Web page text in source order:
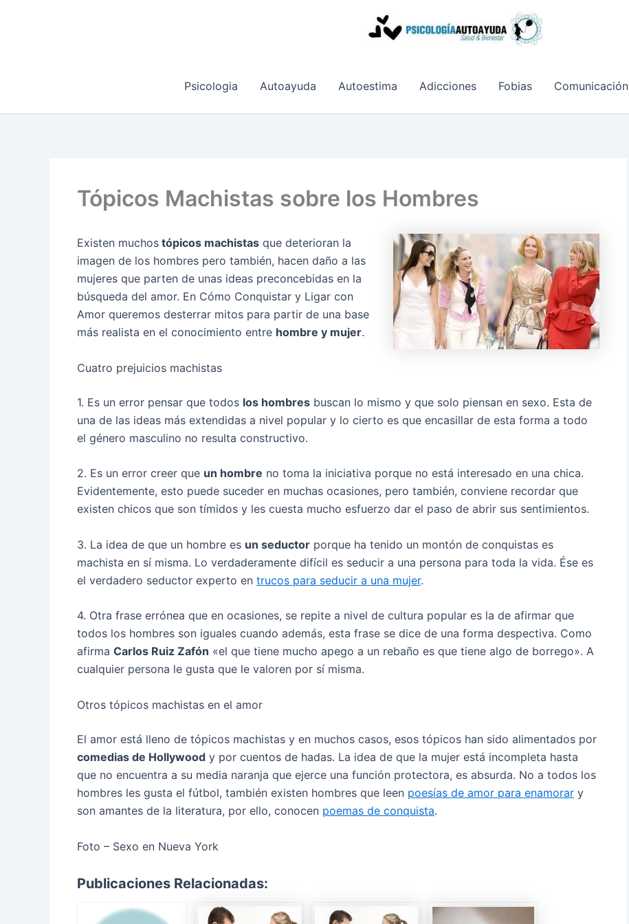
Psicologia Autoayuda Autoestima Adicciones Fobias Comunicación
Tópicos Machistas sobre los Hombres
Existen muchos tópicos machistas que deterioran la
imagen de los hombres pero también, hacen daño a las
mujeres que parten de unas ideas preconcebidas en la
búsqueda del amor. En Cómo Conquistar y Ligar con
Amor queremos desterrar mitos para partir de una base
más realista en el conocimiento entre hombre y mujer.
Cuatro prejuicios machistas
1. Es un error pensar que todos los hombres buscan lo mismo y que solo piensan en sexo. Esta de
una de las ideas más extendidas a nivel popular y lo cierto es que encasillar de esta forma a todo
el género masculino no resulta constructivo.
2. Es un error creer que un hombre no toma la iniciativa porque no está interesado en una chica.
Evidentemente, esto puede suceder en muchas ocasiones, pero también, conviene recordar que
existen chicos que son tímidos y les cuesta mucho esfuerzo dar el paso de abrir sus sentimientos.
3. La idea de que un hombre es un seductor porque ha tenido un montón de conquistas es
machista en sí misma. Lo verdaderamente difícil es seducir a una persona para toda la vida. Ése es
el verdadero seductor experto en trucos para seducir a una mujer.
4. Otra frase errónea que en ocasiones, se repite a nivel de cultura popular es la de afirmar que
todos los hombres son iguales cuando además, esta frase se dice de una forma despectiva. Como
afirma Carlos Ruiz Zafón «el que tiene mucho apego a un rebaño es que tiene algo de borrego». A
cualquier persona le gusta que le valoren por sí misma.
Otros tópicos machistas en el amor
El amor está lleno de tópicos machistas y en muchos casos, esos tópicos han sido alimentados por
comedias de Hollywood y por cuentos de hadas. La idea de que la mujer está incompleta hasta
que no encuentra a su media naranja que ejerce una función protectora, es absurda. No a todos los
hombres les gusta el fútbol, también existen hombres que leen poesías de amor para enamorar y
son amantes de la literatura, por ello, conocen poemas de conquista.
Foto – Sexo en Nueva York
Publicaciones Relacionadas: